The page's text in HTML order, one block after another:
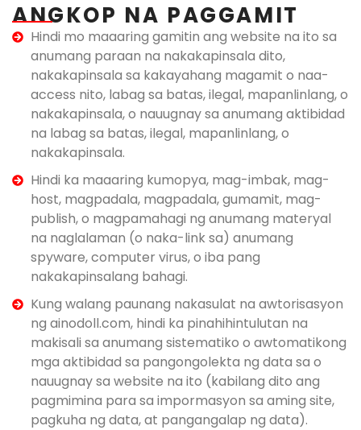
ANGKOP NA PAGGAMIT
Hindi mo maaaring gamitin ang website na ito sa
anumang paraan na nakakapinsala dito,
nakakapinsala sa kakayahang magamit o naa-
access nito, labag sa batas, ilegal, mapanlinlang, o
nakakapinsala, o nauugnay sa anumang aktibidad
na labag sa batas, ilegal, mapanlinlang, o
nakakapinsala.
Hindi ka maaaring kumopya, mag-imbak, mag-
host, magpadala, magpadala, gumamit, mag-
publish, o magpamahagi ng anumang materyal
na naglalaman (o naka-link sa) anumang
spyware, computer virus, o iba pang
nakakapinsalang bahagi.
Kung walang paunang nakasulat na awtorisasyon
ng ainodoll.com, hindi ka pinahihintulutan na
makisali sa anumang sistematiko o awtomatikong
mga aktibidad sa pangongolekta ng data sa o
nauugnay sa website na ito (kabilang dito ang
pagmimina para sa impormasyon sa aming site,
pagkuha ng data, at pangangalap ng data).